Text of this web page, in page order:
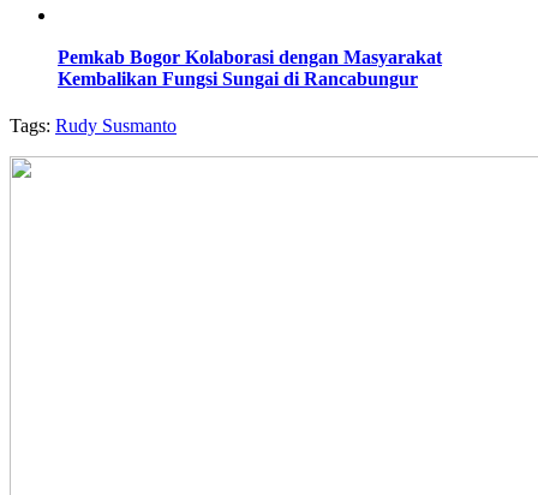
Pemkab Bogor Kolaborasi dengan Masyarakat
Kembalikan Fungsi Sungai di Rancabungur
Tags: Rudy Susmanto